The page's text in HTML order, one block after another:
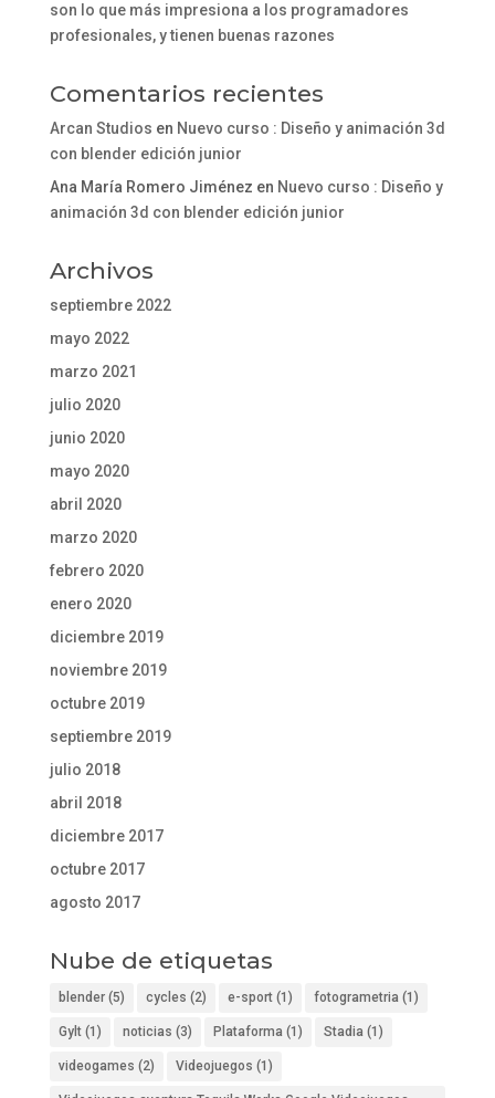
son lo que más impresiona a los programadores
profesionales, y tienen buenas razones
Comentarios recientes
Arcan Studios en Nuevo curso : Diseño y animación 3d
con blender edición junior
Ana María Romero Jiménez en Nuevo curso : Diseño y
animación 3d con blender edición junior
Archivos
septiembre 2022
mayo 2022
marzo 2021
julio 2020
junio 2020
mayo 2020
abril 2020
marzo 2020
febrero 2020
enero 2020
diciembre 2019
noviembre 2019
octubre 2019
septiembre 2019
julio 2018
abril 2018
diciembre 2017
octubre 2017
agosto 2017
Nube de etiquetas
blender(5) cycles (2) e-sport(1) fotogrametria(1)
Gylt(1) noticias (3) Plataforma(1) Stadia(1)
videogames (2) Videojuegos (1)